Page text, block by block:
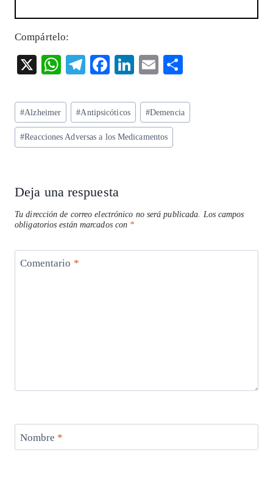
Compártelo:
X
W
ts
A
p
T
eg
ra
m
F
eb
o
o
Li
ke
dI
n
E
ai
l
re
Etiquetas
de
la
#Alzheimer #Antipsicóticos #Demencia
#Reacciones Adversas a los Medicamentos
Deja una respuesta
Tu dirección de correo electrónico no será publicada. Los campos
obligatorios están marcados con *
Comentario *
Nombre *